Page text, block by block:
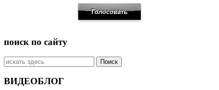
поиск по сайту
Искать:
ВИДЕОБЛОГ